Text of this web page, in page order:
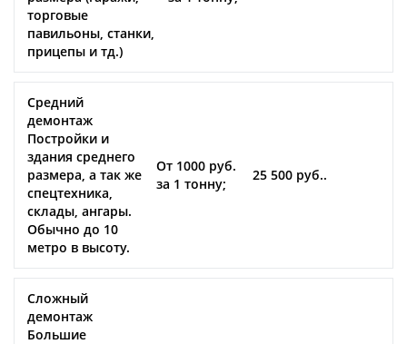
торговые
павильоны, станки,
прицепы и тд.)
Средний
демонтаж
Постройки и
здания среднего
размера, а так же
спецтехника,
склады, ангары.
Обычно до 10
метро в высоту.
От 1000 руб.
за 1 тонну;
25 500 руб..
Сложный
демонтаж
Большие